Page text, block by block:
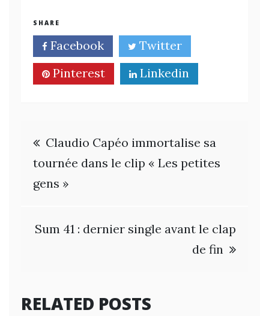
SHARE
Facebook
Twitter
Pinterest
Linkedin
Navigation
de
Claudio Capéo immortalise sa
tournée dans le clip « Les petites
gens »
Sum 41 : dernier single avant le clap
de fin
RELATED POSTS